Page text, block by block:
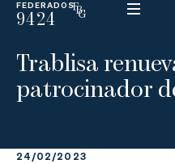
FEDERADOS
9424
ESP
N
D
C
Trablisa
patrocinador
24/02/2023